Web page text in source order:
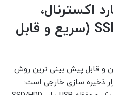
اکسترنال،
فلش، یا محفظه SSD (سریع و قابل
و قابل پیش بینی ترین روش
ذخیره سازی خارجی است: